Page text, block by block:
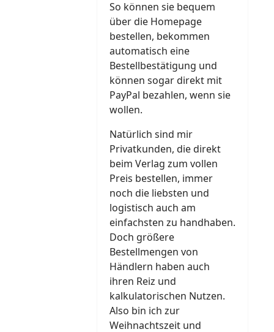
So können sie bequem
über die Homepage
bestellen, bekommen
automatisch eine
Bestellbestätigung und
können sogar direkt mit
PayPal bezahlen, wenn sie
wollen.
Natürlich sind mir
Privatkunden, die direkt
beim Verlag zum vollen
Preis bestellen, immer
noch die liebsten und
logistisch auch am
einfachsten zu handhaben.
Doch größere
Bestellmengen von
Händlern haben auch
ihren Reiz und
kalkulatorischen Nutzen.
Also bin ich zur
Weihnachtszeit und